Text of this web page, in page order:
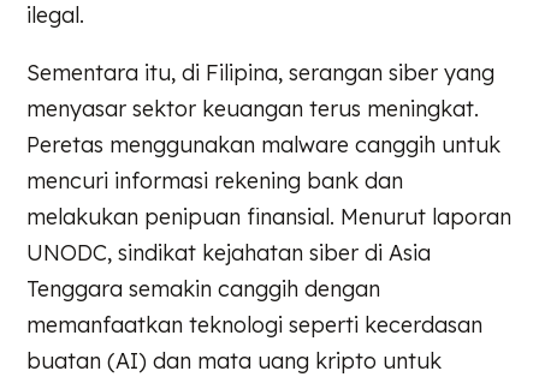
ilegal.
Sementara itu, di Filipina, serangan siber yang
menyasar sektor keuangan terus meningkat.
Peretas menggunakan malware canggih untuk
mencuri informasi rekening bank dan
melakukan penipuan finansial. Menurut laporan
UNODC, sindikat kejahatan siber di Asia
Tenggara semakin canggih dengan
memanfaatkan teknologi seperti kecerdasan
buatan (AI) dan mata uang kripto untuk